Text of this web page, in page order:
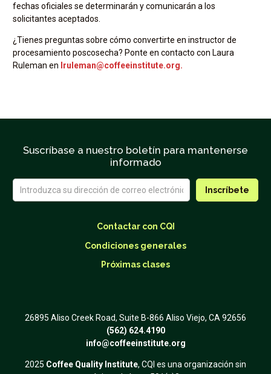
fechas oficiales se determinarán y comunicarán a los
solicitantes aceptados.
¿Tienes preguntas sobre cómo convertirte en instructor de
procesamiento poscosecha? Ponte en contacto con Laura
Ruleman en lruleman@coffeeinstitute.org.
Suscríbase a nuestro boletín para mantenerse
informado
Contactar con CQI
Condiciones generales
Próximas clases
26895 Aliso Creek Road, Suite B-866 Aliso Viejo, CA 92656
(562) 624.4190
info@coffeeinstitute.org
2025 Coffee Quality Institute, CQI es una organización sin